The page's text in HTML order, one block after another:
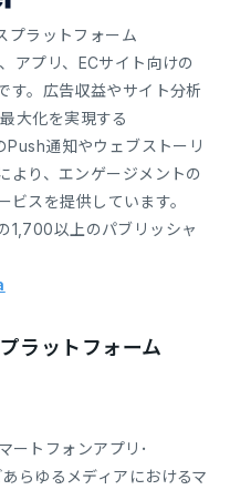
プラットフォーム
アプリ、ECサイト向けの
す。広告収益やサイト分析
大化を実現する
通知やウェブストーリ
より、エンゲージメントの
スを提供しています。
1,700以上のパブリッシャ
ラットフォーム
ートフォンアプリ･
らゆるメディアにおけるマ